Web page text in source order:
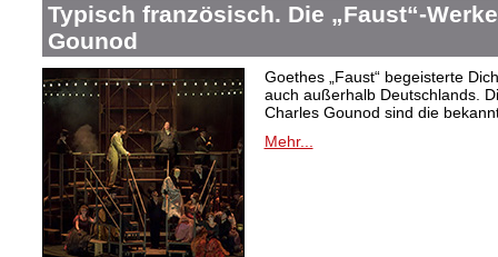
Typisch französisch. Die „Faust“-
Gounod
Goethes „Faust“ begeisterte
auch außerhalb Deutschlands.
Charles Gounod sind die
Mehr...